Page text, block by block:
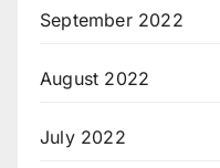
September 2022
August 2022
July 2022